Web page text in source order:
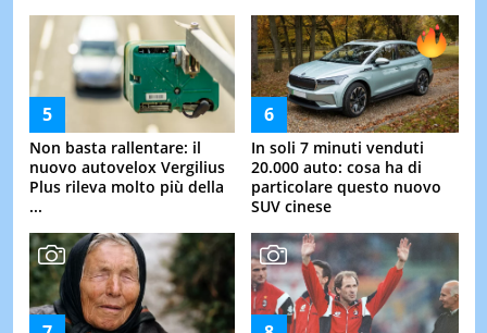
Non basta rallentare: il
nuovo autovelox Vergilius
Plus rileva molto più della
...
In soli 7 minuti venduti
20.000 auto: cosa ha di
particolare questo nuovo
SUV cinese